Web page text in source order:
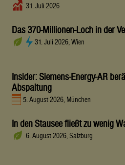
31. Juli 2026
Das 370-Millionen-Loch in der
31. Juli 2026, Wien
Insider: Siemens-Energy-AR
Abspaltung
5. August 2026, München
In den Stausee fließt zu wenig
6. August 2026, Salzburg